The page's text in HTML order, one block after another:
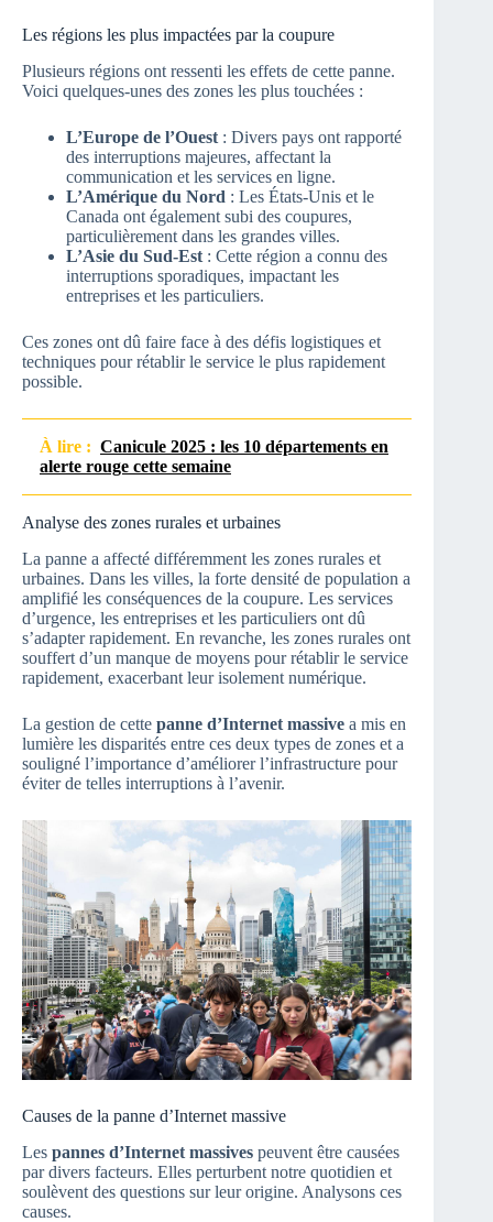
Les régions les plus impactées par la coupure
Plusieurs régions ont ressenti les effets de cette panne.
Voici quelques-unes des zones les plus touchées :
L’Europe de l’Ouest : Divers pays ont rapporté
des interruptions majeures, affectant la
communication et les services en ligne.
L’Amérique du Nord : Les États-Unis et le
Canada ont également subi des coupures,
particulièrement dans les grandes villes.
L’Asie du Sud-Est : Cette région a connu des
interruptions sporadiques, impactant les
entreprises et les particuliers.
Ces zones ont dû faire face à des défis logistiques et
techniques pour rétablir le service le plus rapidement
possible.
À lire : Canicule 2025 : les 10 départements en
alerte rouge cette semaine
Analyse des zones rurales et urbaines
La panne a affecté différemment les zones rurales et
urbaines. Dans les villes, la forte densité de population a
amplifié les conséquences de la coupure. Les services
d’urgence, les entreprises et les particuliers ont dû
s’adapter rapidement. En revanche, les zones rurales ont
souffert d’un manque de moyens pour rétablir le service
rapidement, exacerbant leur isolement numérique.
La gestion de cette panne d’Internet massive a mis en
lumière les disparités entre ces deux types de zones et a
souligné l’importance d’améliorer l’infrastructure pour
éviter de telles interruptions à l’avenir.
Causes de la panne d’Internet massive
Les pannes d’Internet massives peuvent être causées
par divers facteurs. Elles perturbent notre quotidien et
soulèvent des questions sur leur origine. Analysons ces
causes.